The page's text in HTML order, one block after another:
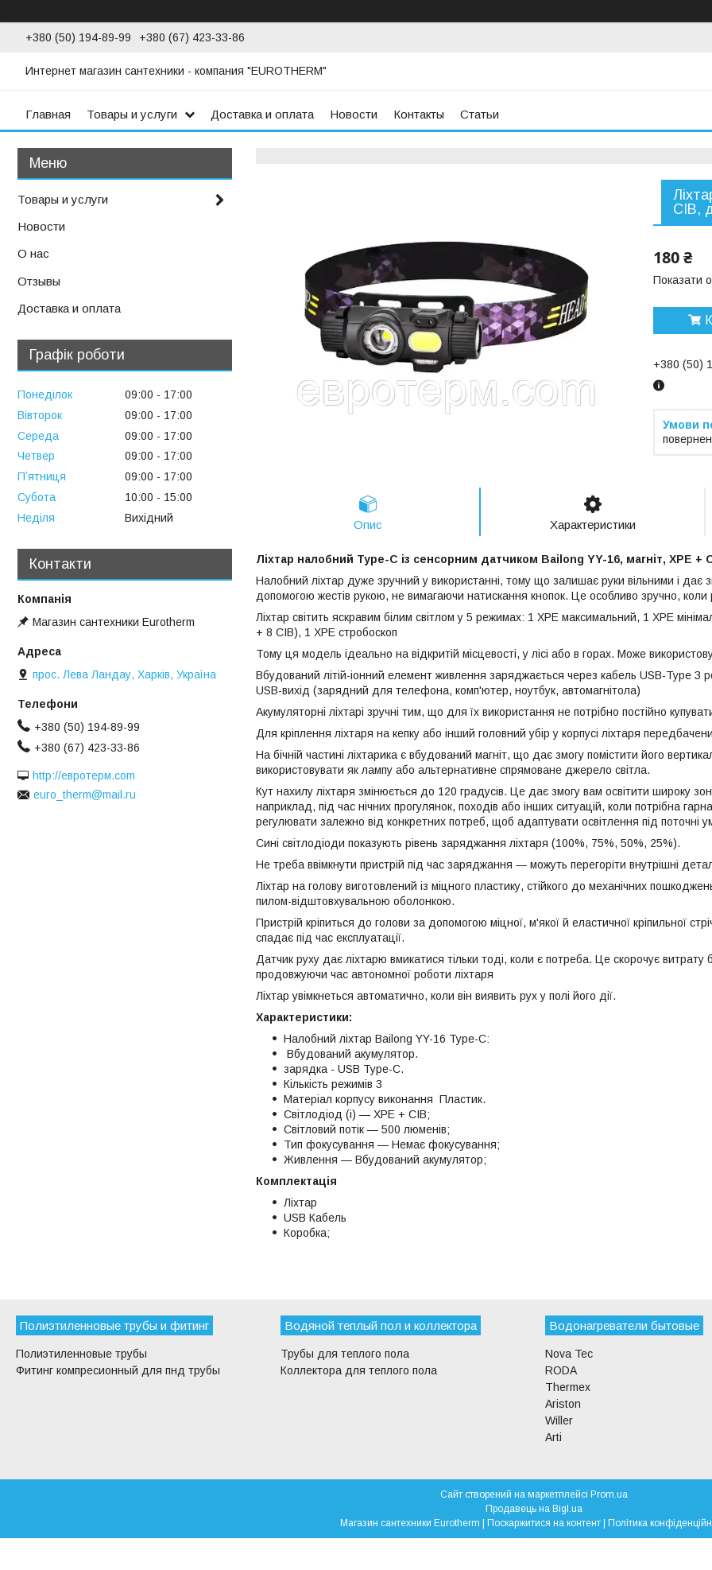
+380 (50) 194-89-99 +380 (67) 423-33-86
Интернет магазин сантехники - компания "EUROTHERM"
Главная Товары и услуги Доставка и оплата Новости Контакты Статьи
СІВ,
180 ₴
Показати
+380 (50)
Опис Характеристики
Ліхтар налобний Type-C із сенсорним датчиком Bailong YY-16, магніт, ХРЕ +
Налобний ліхтар дуже зручний у використанні, тому що залишає руки вільними і дає
допомогою жестів рукою, не вимагаючи натискання кнопок. Це особливо зручно, коли
Ліхтар світить яскравим білим світлом у 5 режимах: 1 XPE максимальний, 1 XPE
+ 8 СІВ), 1 XPE стробоскоп
Тому ця модель ідеально на відкритій місцевості, у лісі або в горах. Може
Вбудований літій-іонний елемент живлення заряджається через кабель USB-Type
USB-вихід (зарядний для телефона, комп'ютер, ноутбук, автомагнітола)
Акумуляторні ліхтарі зручні тим, що для їх використання не потрібно постійно
Для кріплення ліхтаря на кепку або інший головний убір у корпусі ліхтаря
На бічній частині ліхтарика є вбудований магніт, що дає змогу помістити його
використовувати як лампу або альтернативне спрямоване джерело світла.
Кут нахилу ліхтаря змінюється до 120 градусів. Це дає змогу вам освітити широку
наприклад, під час нічних прогулянок, походів або інших ситуацій, коли потрібна
регулювати залежно від конкретних потреб, щоб адаптувати освітлення під
Сині світлодіоди показують рівень заряджання ліхтаря (100%, 75%, 50%, 25%).
Не треба ввімкнути пристрій під час заряджання — можуть перегоріти внутрішні
Ліхтар на голову виготовлений із міцного пластику, стійкого до механічних
пилом-відштовхувальною оболонкою.
Пристрій кріпиться до голови за допомогою міцної, м'якої й еластичної кріпильної
спадає під час експлуатації.
Датчик руху дає ліхтарю вмикатися тільки тоді, коли є потреба. Це скорочує
продовжуючи час автономної роботи ліхтаря
Ліхтар увімкнеться автоматично, коли він виявить рух у полі його дії.
Характеристики:
Налобний ліхтар Bailong YY-16 Type-C:
Вбудований акумулятор.
зарядка - USB Type-C.
Кількість режимів 3
Матеріал корпусу виконання Пластик.
Світлодіод (і) — ХРЕ + СІВ;
Світловий потік — 500 люменів;
Тип фокусування — Немає фокусування;
Живлення — Вбудований акумулятор;
Комплектація
Ліхтар
USB Кабель
Коробка;
Товары и услуги
Новости
О нас
Отзывы
Доставка и оплата
Графік роботи
Понеділок 09:00
17:00
Вівторок
09:00
17:00
Середа
09:00
17:00
Четвер
09:00
17:00
Пʼятниця
09:00
17:00
Субота
10:00
15:00
Неділя
Вихідний
Контакти
Магазин сантехники Eurotherm
прос. Лева Ландау, Харків, Україна
+380 (50) 194-89-99
+380 (67) 423-33-86
http://евротерм.com
euro_therm@mail.ru
Полиэтиленновые трубы и фитинг
Полиэтиленновые трубы
Фитинг компресионный для пнд трубы
Водяной теплый пол и коллектора
Трубы для теплого пола
Коллектора для теплого пола
Водонагреватели бытовые
Nova Tec
RODA
Thermex
Ariston
Willer
Arti
Сайт створений на маркетплейсі Prom.ua
Продавець на Bigl.ua
Магазин сантехники Eurotherm | Поскаржитися на контент | Політика